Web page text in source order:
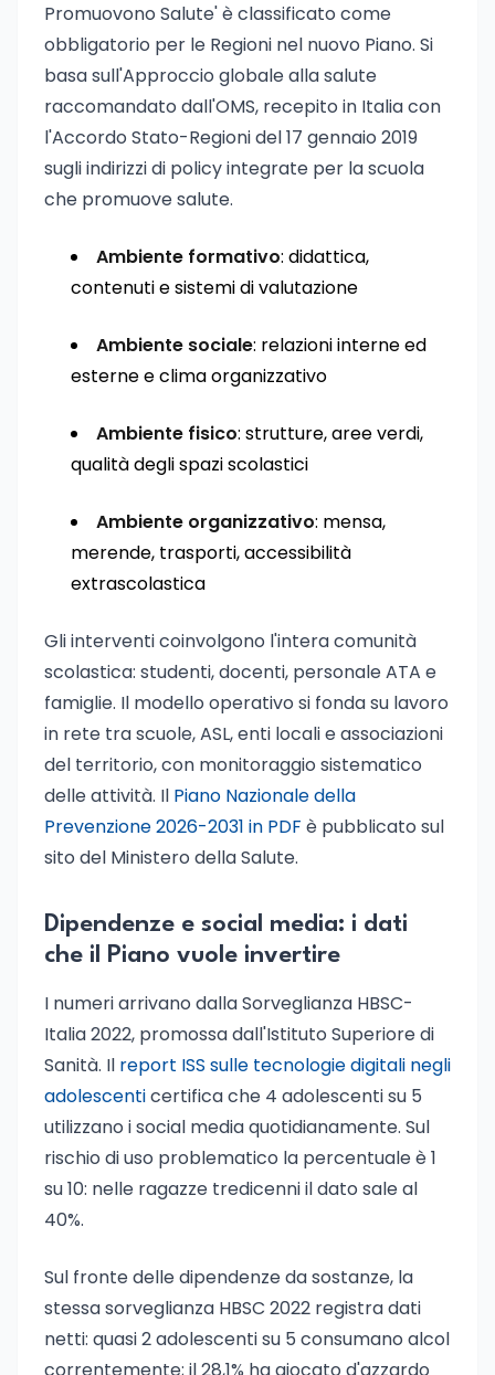
Promuovono Salute' è classificato come
obbligatorio per le Regioni nel nuovo Piano. Si
basa sull'Approccio globale alla salute
raccomandato dall'OMS, recepito in Italia con
l'Accordo Stato-Regioni del 17 gennaio 2019
sugli indirizzi di policy integrate per la scuola
che promuove salute.
Ambiente formativo: didattica,
contenuti e sistemi di valutazione
Ambiente sociale: relazioni interne ed
esterne e clima organizzativo
Ambiente fisico: strutture, aree verdi,
qualità degli spazi scolastici
Ambiente organizzativo: mensa,
merende, trasporti, accessibilità
extrascolastica
Gli interventi coinvolgono l'intera comunità
scolastica: studenti, docenti, personale ATA e
famiglie. Il modello operativo si fonda su lavoro
in rete tra scuole, ASL, enti locali e associazioni
del territorio, con monitoraggio sistematico
delle attività. Il Piano Nazionale della
Prevenzione 2026-2031 in PDF è pubblicato sul
sito del Ministero della Salute.
Dipendenze e social media: i dati
che il Piano vuole invertire
I numeri arrivano dalla Sorveglianza HBSC-
Italia 2022, promossa dall'Istituto Superiore di
Sanità. Il report ISS sulle tecnologie digitali negli
adolescenticertifica che 4 adolescenti su 5
utilizzano i social media quotidianamente. Sul
rischio di uso problematico la percentuale è 1
su 10: nelle ragazze tredicenni il dato sale al
40%.
Sul fronte delle dipendenze da sostanze, la
stessa sorveglianza HBSC 2022 registra dati
netti: quasi 2 adolescenti su 5 consumano alcol